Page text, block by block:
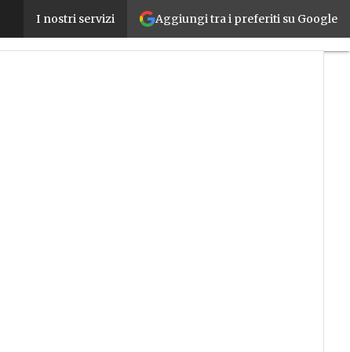
Aggiungi tra i preferiti su Google
I nostri servizi
Max e Gaia, la proposta di Gefran che punta su